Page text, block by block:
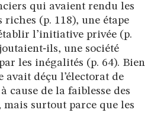
qui avaient rendu les
(p. 118), une étape
l’initiative privée (p.
une société
les inégalités (p. 64). Bien
avait déçu l’électorat de
cause de la faiblesse des
mais surtout parce que les